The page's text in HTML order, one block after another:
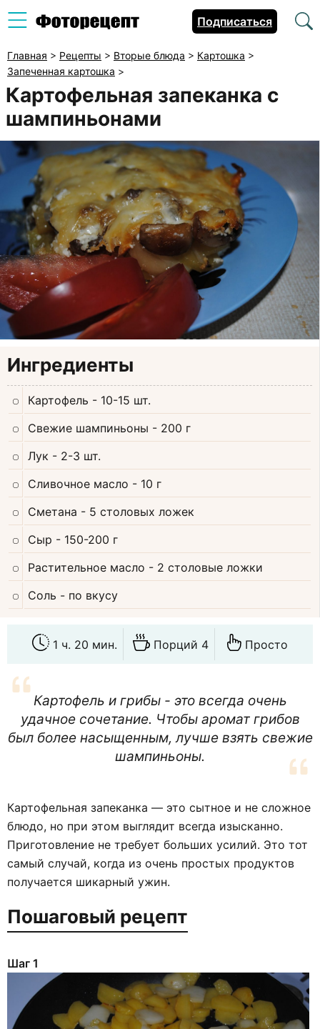
Подписаться
Главная > Рецепты > Вторые блюда > Картошка >
Запеченная картошка >
Картофельная запеканка с
шампиньонами
Ингредиенты
Картофель - 10-15 шт.
Свежие шампиньоны - 200 г
Лук - 2-3 шт.
Сливочное масло - 10 г
Сметана - 5 столовых ложек
Сыр - 150-200 г
Растительное масло - 2 столовые ложки
Соль - по вкусу
1 ч. 20 мин. Порций 4 Просто
Картофель и грибы - это всегда очень
удачное сочетание. Чтобы аромат грибов
был более насыщенным, лучше взять свежие
шампиньоны.
Картофельная запеканка — это сытное и не сложное
блюдо, но при этом выглядит всегда изысканно.
Приготовление не требует больших усилий. Это тот
самый случай, когда из очень простых продуктов
получается шикарный ужин.
Пошаговый рецепт
Шаг 1